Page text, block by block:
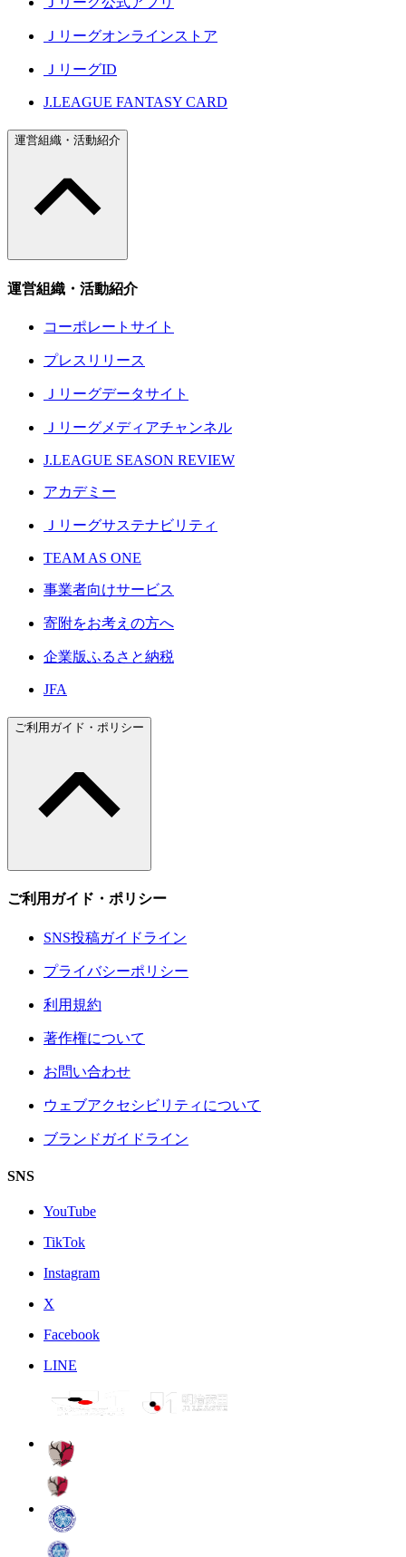
Ｊリーグオンラインストア
ＪリーグID
J.LEAGUE FANTASY CARD
運営組織・活動紹介
運営組織・活動紹介
コーポレートサイト
プレスリリース
Ｊリーグデータサイト
Ｊリーグメディアチャンネル
J.LEAGUE SEASON REVIEW
アカデミー
Ｊリーグサステナビリティ
TEAM AS ONE
事業者向けサービス
寄附をお考えの方へ
企業版ふるさと納税
JFA
ご利用ガイド・ポリシー
ご利用ガイド・ポリシー
SNS投稿ガイドライン
プライバシーポリシー
利用規約
著作権について
お問い合わせ
ウェブアクセシビリティについて
ブランドガイドライン
SNS
YouTube
TikTok
Instagram
X
Facebook
LINE